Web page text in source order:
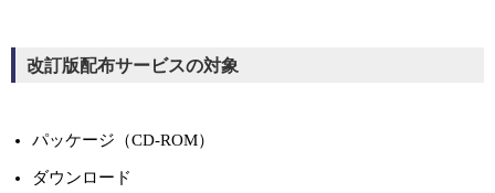
改訂版配布サービスの対象
パッケージ（CD-ROM）
ダウンロード